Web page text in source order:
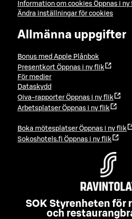
Information om cookies Öppnas i ny
Ändra inställningar för cookies
Allmänna uppgifter
Bonus med Apple Plånbok
Presentkort Öppnas i ny flik
För medier
Dataskydd
Oiva-rapporter Öppnas i ny flik
Arbetsplatser Öppnas i ny flik
Boka mötesplatser Öppnas i ny flik
Sokoshotels.fi Öppnas i ny flik
SOK Styrenheten för
och